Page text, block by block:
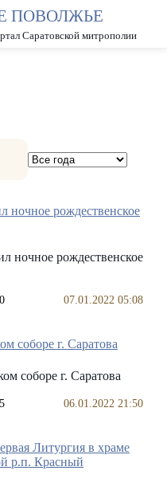
А А
ПОВОЛЖЬЕ
Саратовской митрополии
ночное рождественское
07.01.2022 05:08
соборе г. Саратова
06.01.2022 21:50